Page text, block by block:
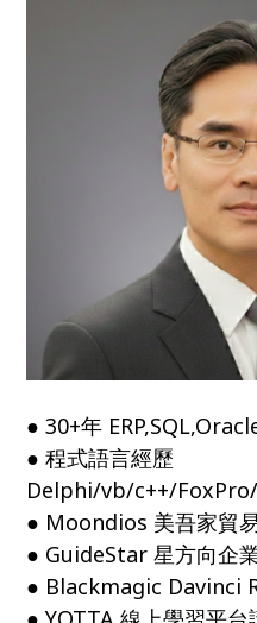
● 30+年
● 程式語言經歷
Delphi/vb/c++/
● Moondios 美吾家貿
● GuideStar 星方向企
● Blackmagic Davinci